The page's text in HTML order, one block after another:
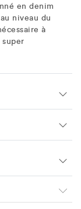
en denim
niveau du
à